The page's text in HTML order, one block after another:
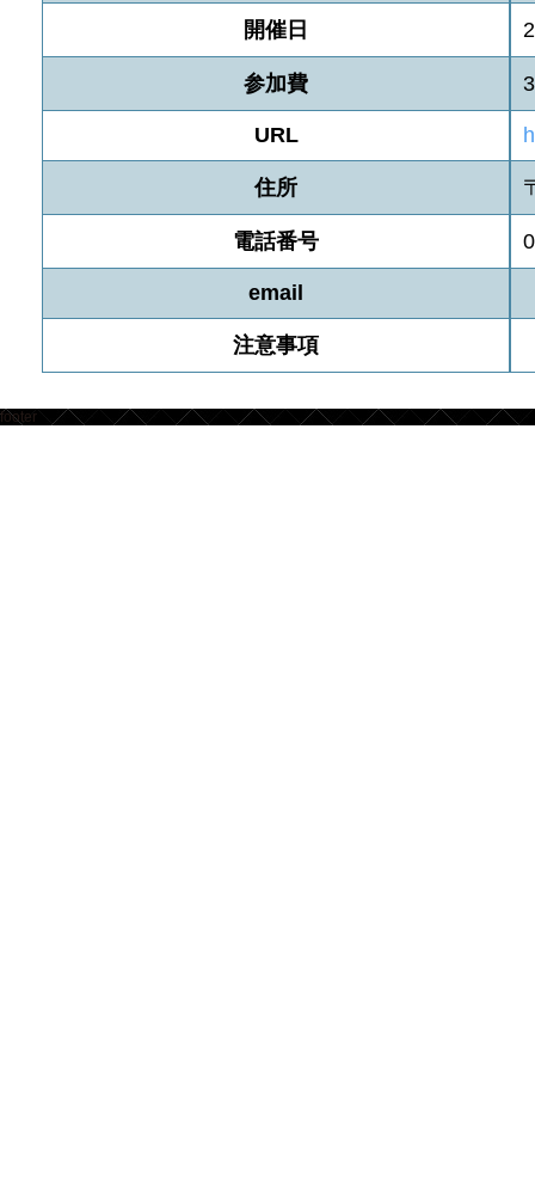
開催日
参加費
URL
住所
電話番号
email
注意事項
footer